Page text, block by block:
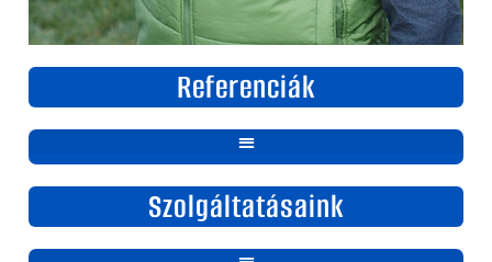
Referenciák
Szolgáltatásaink